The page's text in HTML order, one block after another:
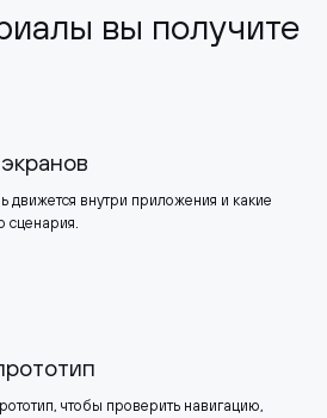
вы получите
движется внутри приложения и какие
сценария.
чтобы проверить навигацию,